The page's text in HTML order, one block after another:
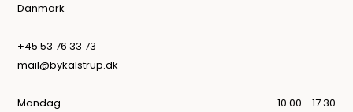
Danmark
+45 53 76 33 73
mail@bykalstrup.dk
Mandag
10.00 - 17.30